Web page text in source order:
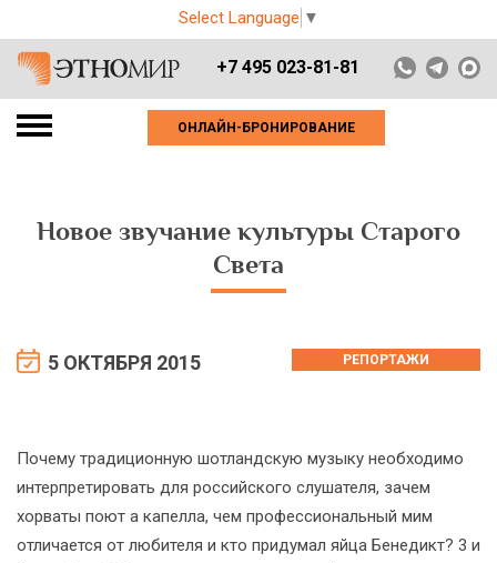
Select Language ▼
+7 495 023-81-81
ОНЛАЙН-БРОНИРОВАНИЕ
Новое звучание культуры Старого
Света
5 ОКТЯБРЯ 2015 РЕПОРТАЖИ
Почему традиционную шотландскую музыку необходимо
интерпретировать для российского слушателя, зачем
хорваты поют а капелла, чем профессиональный мим
отличается от любителя и кто придумал яйца Бенедикт? 3 и